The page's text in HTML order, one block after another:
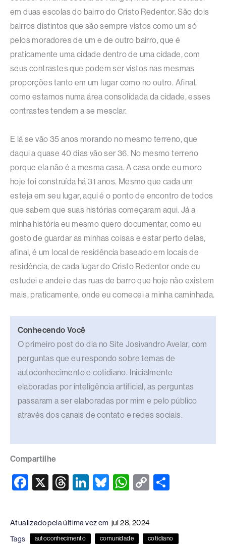
em duas escolas do bairro do Cristo Redentor. São dois
bairros distintos que são sempre vistos como um só
pelos moradores de um e de outro bairro, que é
praticamente uma cidade dentro de uma cidade, com
seus contrastes que podem ser vistos nas mesmas
proporções tanto em um lugar como no outro. Afinal,
como estamos numa área consolidada da cidade, esses
contrastes tendem a se mesclar.
E lá se vão 35 anos morando no mesmo terreno, que
daqui a quase 40 dias vão ser 36. No mesmo terreno
porque ela não é a mesma casa. A casa onde eu moro
hoje foi construída há 31 anos. Mesmo que cada um
esteja em seu lugar, aqui é o ponto de encontro de todos
que sabem que suas histórias começaram aqui. Já a
minha história eu mesmo quero documentar, como eu
gosto de guardar as minhas coisas e estar perto delas,
afinal, é um local de residência baseado em locais de
residência, de cada lugar do Cristo Redentor onde eu
estudei e andei e das ruas de barro que hoje não existem
mais, praticamente, onde eu comecei a minha caminhada.
Conhecendo Você
O primeiro post do dia no Site Josivandro Avelar, com
perguntas que eu respondo sobre temas de
autoconhecimento e cotidiano. Inicialmente
elaboradas por inteligência artificial, as perguntas
passaram a ser elaboradas por mim e pelo público
através dos canais de contato e redes sociais.
Compartilhe
F
e
X
T
a
Li
e
Bl
sk
W
s
C
y
e
Atualizado pela última vez em jul 28, 2024
Tags autoconhecimento comunidade cotidiano